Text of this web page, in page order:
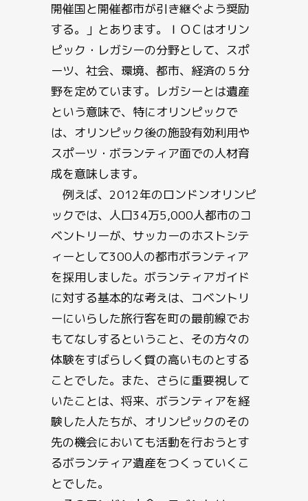
開催国と開催都市が引き継ぐよう奨励
する。」とあります。ＩＯＣはオリン
ピック・レガシーの分野として、スポ
ーツ、社会、環境、都市、経済の５分
野を定めています。レガシーとは遺産
という意味で、特にオリンピックで
は、オリンピック後の施設有効利用や
スポーツ・ボランティア面での人材育
成を意味します。
例えば、2012年のロンドンオリンピ
ックでは、人口34万5,000人都市のコ
ベントリーが、サッカーのホストシテ
ィーとして300人の都市ボランティア
を採用しました。ボランティアガイド
に対する基本的な考えは、コベントリ
ーにいらした旅行客を町の最前線でお
もてなしするということ、その方々の
体験をすばらしく質の高いものとする
ことでした。また、さらに重要視して
いたことは、将来、ボランティアを経
験した人たちが、オリンピックのその
先の機会においても活動を行おうとす
るボランティア遺産をつくっていくこ
とでした。